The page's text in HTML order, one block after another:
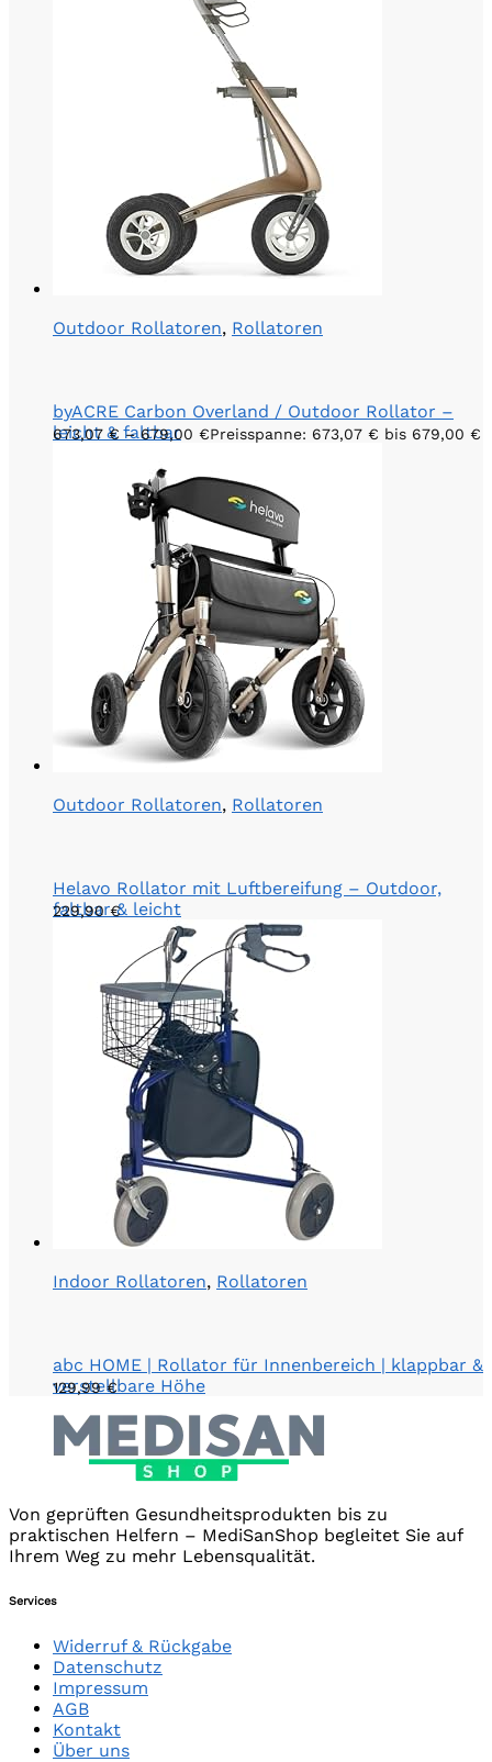
Outdoor Rollatoren, Rollatoren
byACRE Carbon Overland / Outdoor Rollator –
leicht & faltbar
673,07€ –679,00 €Preisspanne: 673,07 € bis 679,00 €
Outdoor Rollatoren, Rollatoren
Helavo Rollator mit Luftbereifung – Outdoor,
faltbar & leicht
229,90€
Indoor Rollatoren, Rollatoren
abc HOME | Rollator für Innenbereich | klappbar &
verstellbare Höhe
129,99€
Von geprüften Gesundheitsprodukten bis zu
praktischen Helfern – MediSanShop begleitet Sie auf
Ihrem Weg zu mehr Lebensqualität.
Services
Widerruf & Rückgabe
Datenschutz
Impressum
AGB
Kontakt
Über uns